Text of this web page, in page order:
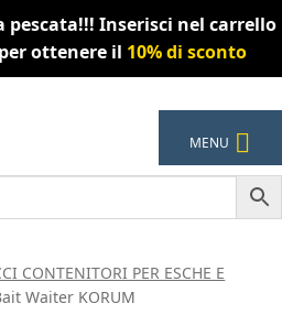
pescata!!! Inserisci nel carrello
ottenere il 10% di sconto
MENU
CONTENITORI PER ESCHE E
Waiter KORUM